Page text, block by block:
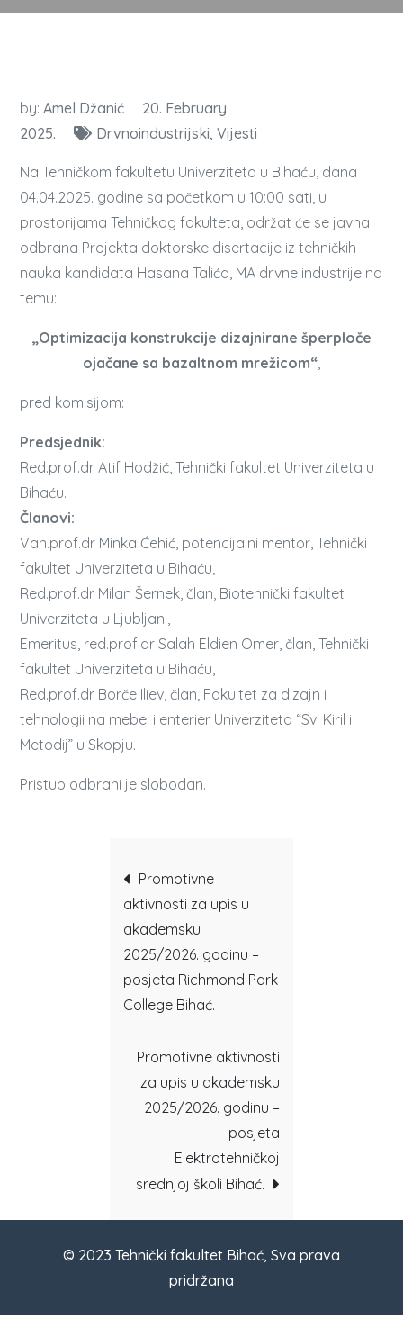
by:Amel Džanić
20. February
2025.
Drvnoindustrijski Vijesti
Na Tehničkom fakultetu Univerziteta u Bihaću, dana
04.04.2025. godine sa početkom u 10:00 sati, u
prostorijama Tehničkog fakulteta, održat će se javna
odbrana Projekta doktorske disertacije iz tehničkih
nauka kandidata Hasana Talića, MA drvne industrije na
temu:
„Optimizacija konstrukcije dizajnirane šperploče
ojačane sa bazaltnom mrežicom“,
pred komisijom:
Predsjednik:
Red.prof.dr Atif Hodžić, Tehnički fakultet Univerziteta u
Bihaću.
Članovi:
Van.prof.dr Minka Ćehić, potencijalni mentor, Tehnički
fakultet Univerziteta u Bihaću,
Red.prof.dr Milan Šernek, član, Biotehnički fakultet
Univerziteta u Ljubljani,
Emeritus, red.prof.dr Salah Eldien Omer, član, Tehnički
fakultet Univerziteta u Bihaću,
Red.prof.dr Borče Iliev, član, Fakultet za dizajn i
tehnologii na mebel i enterier Univerziteta “Sv. Kiril i
Metodij” u Skopju.
Pristup odbrani je slobodan.
Post
navigation
Promotivne
aktivnosti za upis u
akademsku
2025/2026. godinu –
posjeta Richmond Park
College Bihać.
Promotivne aktivnosti
za upis u akademsku
2025/2026. godinu –
posjeta
Elektrotehničkoj
srednjoj školi Bihać.
© 2023 Tehnički fakultet Bihać, Sva prava
pridržana